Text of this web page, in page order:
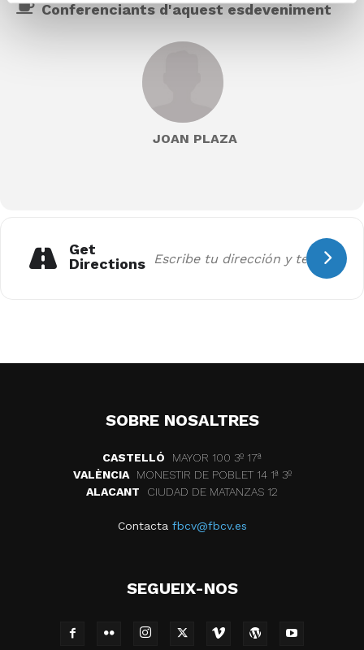
Conferenciants d'aquest esdeveniment
JOAN PLAZA
Get
Directions
SOBRE NOSALTRES
CASTELLÓ
MAYOR 100 3º 17ª
VALÈNCIA
MONESTIR DE POBLET 14 1ª 3º
ALACANT
CIUDAD DE MATANZAS 12
Contacta fbcv@fbcv.es
SEGUEIX-NOS